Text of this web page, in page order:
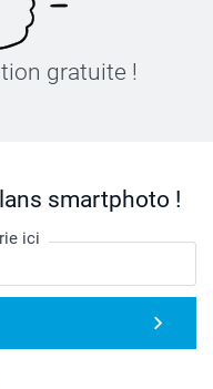
gratuite !
smartphoto !
ici